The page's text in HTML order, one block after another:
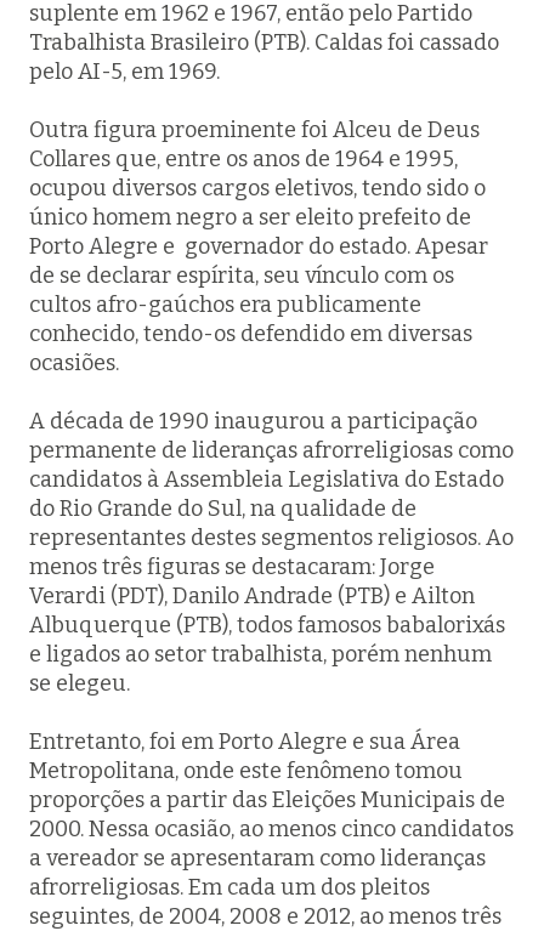
suplente em 1962 e 1967, então pelo Partido
Trabalhista Brasileiro (PTB). Caldas foi cassado
pelo AI-5, em 1969.
Outra figura proeminente foi Alceu de Deus
Collares que, entre os anos de 1964 e 1995,
ocupou diversos cargos eletivos, tendo sido o
único homem negro a ser eleito prefeito de
Porto Alegre e governador do estado. Apesar
de se declarar espírita, seu vínculo com os
cultos afro-gaúchos era publicamente
conhecido, tendo-os defendido em diversas
ocasiões.
A década de 1990 inaugurou a participação
permanente de lideranças afrorreligiosas como
candidatos à Assembleia Legislativa do Estado
do Rio Grande do Sul, na qualidade de
representantes destes segmentos religiosos. Ao
menos três figuras se destacaram: Jorge
Verardi (PDT), Danilo Andrade (PTB) e Ailton
Albuquerque (PTB), todos famosos babalorixás
e ligados ao setor trabalhista, porém nenhum
se elegeu.
Entretanto, foi em Porto Alegre e sua Área
Metropolitana, onde este fenômeno tomou
proporções a partir das Eleições Municipais de
2000. Nessa ocasião, ao menos cinco candidatos
a vereador se apresentaram como lideranças
afrorreligiosas. Em cada um dos pleitos
seguintes, de 2004, 2008 e 2012, ao menos três